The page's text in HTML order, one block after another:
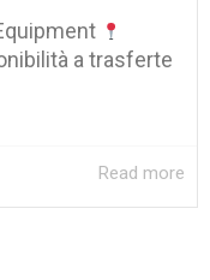
a trasferte
Read more